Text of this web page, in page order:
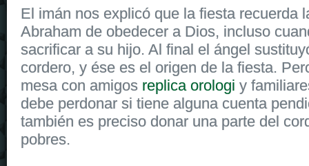
El imán nos explicó que la fiesta recuerda
Abraham de obedecer a Dios, incluso
sacrificar a su hijo. Al final el ángel
cordero, y ése es el origen de la fiesta.
mesa con amigos replica orologi y
debe perdonar si tiene alguna cuenta
también es preciso donar una parte del
pobres.